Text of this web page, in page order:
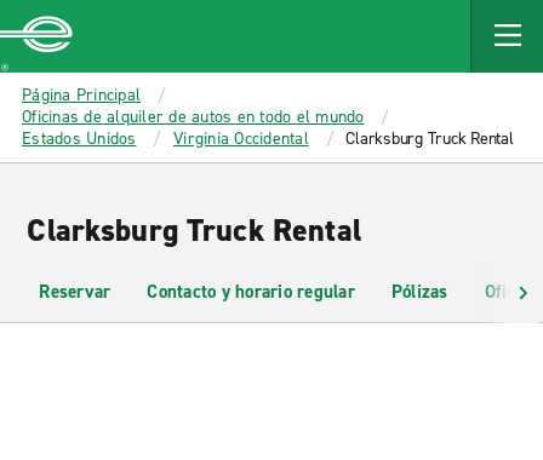
MAIN
CONTENT
Enterprise
Página Principal
Oficinas de alquiler de autos en todo el mundo
Estados Unidos
Virginia Occidental Clarksburg Truck Rental
Clarksburg Truck Rental
Reservar Contacto y horario regular Pólizas